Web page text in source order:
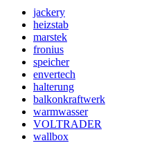
jackery
heizstab
marstek
fronius
speicher
envertech
halterung
balkonkraftwerk
warmwasser
VOLTRADER
wallbox